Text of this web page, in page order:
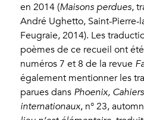
en 2014 (Maisons perdues,
André Ughetto, Saint-Pierre-
Feugraie, 2014). Les
poèmes de ce recueil ont
numéros 7 et 8 de la revue
également mentionner les
parues dans Phoenix,
internationaux, n° 23,